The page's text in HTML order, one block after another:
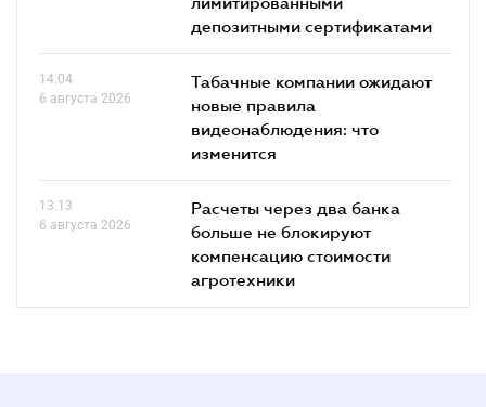
депозитными сертификатами
14.04
6 августа 2026
Табачные компании ожидают
новые правила
видеонаблюдения: что
изменится
13.13
6 августа 2026
Расчеты через два банка
больше не блокируют
компенсацию стоимости
агротехники